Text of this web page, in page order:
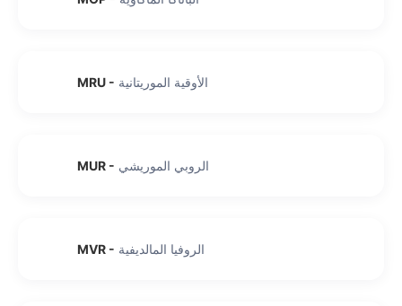
MRU - الأوقية الموريتانية
MUR - الروبي الموريشي
MVR - الروفيا المالديفية